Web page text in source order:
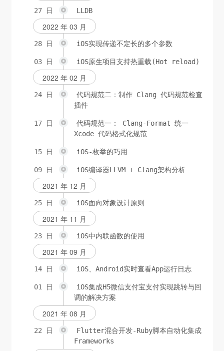
27 日 LLDB
2022 年 03 月
28 日 iOS实现传递不定长的多个参数
03 日 iOS原生项目支持热重载(Hot reload)
2022 年 02 月
24 日
代码规范二：制作 Clang 代码规范检查
插件
17 日
代码规范一： Clang-Format 统一
Xcode 代码格式化规范
15 日 iOS-枚举的巧用
09 日 iOS编译器LLVM + Clang架构分析
2021 年 12 月
25 日 iOS面向对象设计原则
2021 年 11 月
23 日 iOS中内联函数的使用
2021 年 09 月
14 日 iOS、Android实时查看App运行日志
01 日
iOS集成H5微信支付宝支付实现跳转与回
调的解决方案
2021 年 08 月
22 日
Flutter混合开发-Ruby脚本自动化集成
Frameworks